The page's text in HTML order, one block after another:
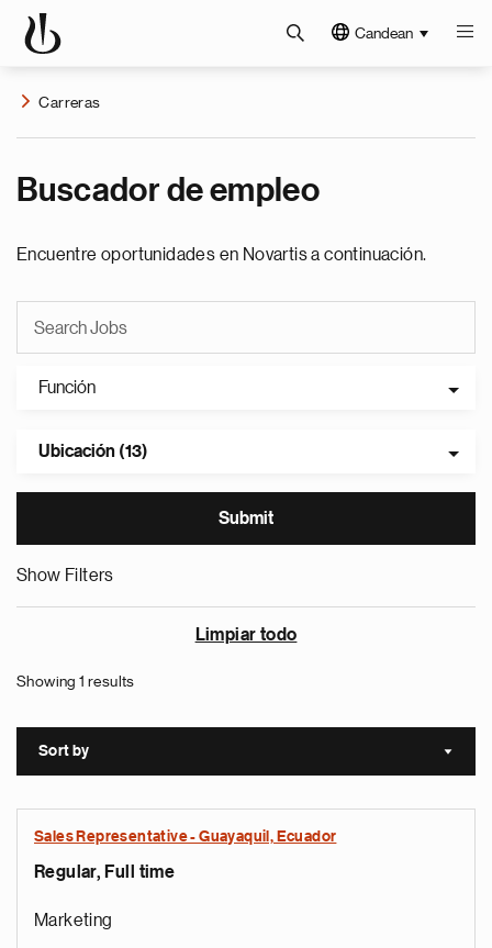
Candean
Carreras
Buscador de empleo
Encuentre oportunidades en Novartis a continuación.
Función
Ubicación (13)
Show Filters
Limpiar todo
Showing 1 results
Sort by Sort
Sales Representative - Guayaquil, Ecuador
Regular, Full time
Marketing